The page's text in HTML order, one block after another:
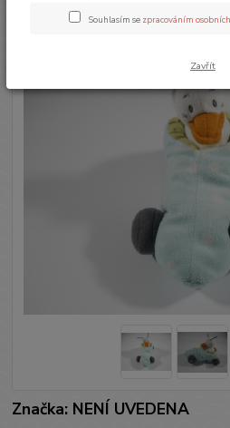
Značka: NENÍ UVEDENA
Souhlasím se zpracováním
Zavřít